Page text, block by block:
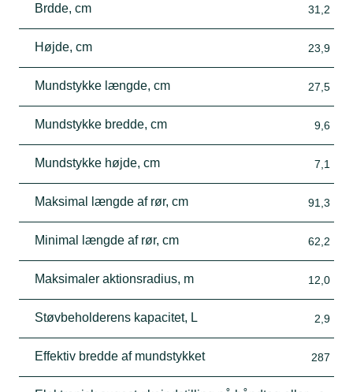
Brdde, cm 31,2
Højde, cm 23,9
Mundstykke længde, cm 27,5
Mundstykke bredde, cm 9,6
Mundstykke højde, cm 7,1
Maksimal længde af rør, cm 91,3
Minimal længde af rør, cm 62,2
Maksimaler aktionsradius, m 12,0
Støvbeholderens kapacitet, L 2,9
Effektiv bredde af mundstykket 287